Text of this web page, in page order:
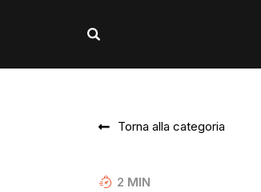
Torna alla categoria
2 MIN